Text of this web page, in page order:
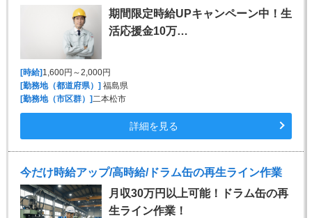
期間限定時給UPキャンペーン中！生
活応援金10万…
[時給] 1,600円～2,000円
[勤務地（都道府県）] 福島県
[勤務地（市区群）]二本松市
詳細を見る
今だけ時給アップ/高時給/ドラム缶の再生ライン作業
月収30万円以上可能！ドラム缶の再
生ライン作業！